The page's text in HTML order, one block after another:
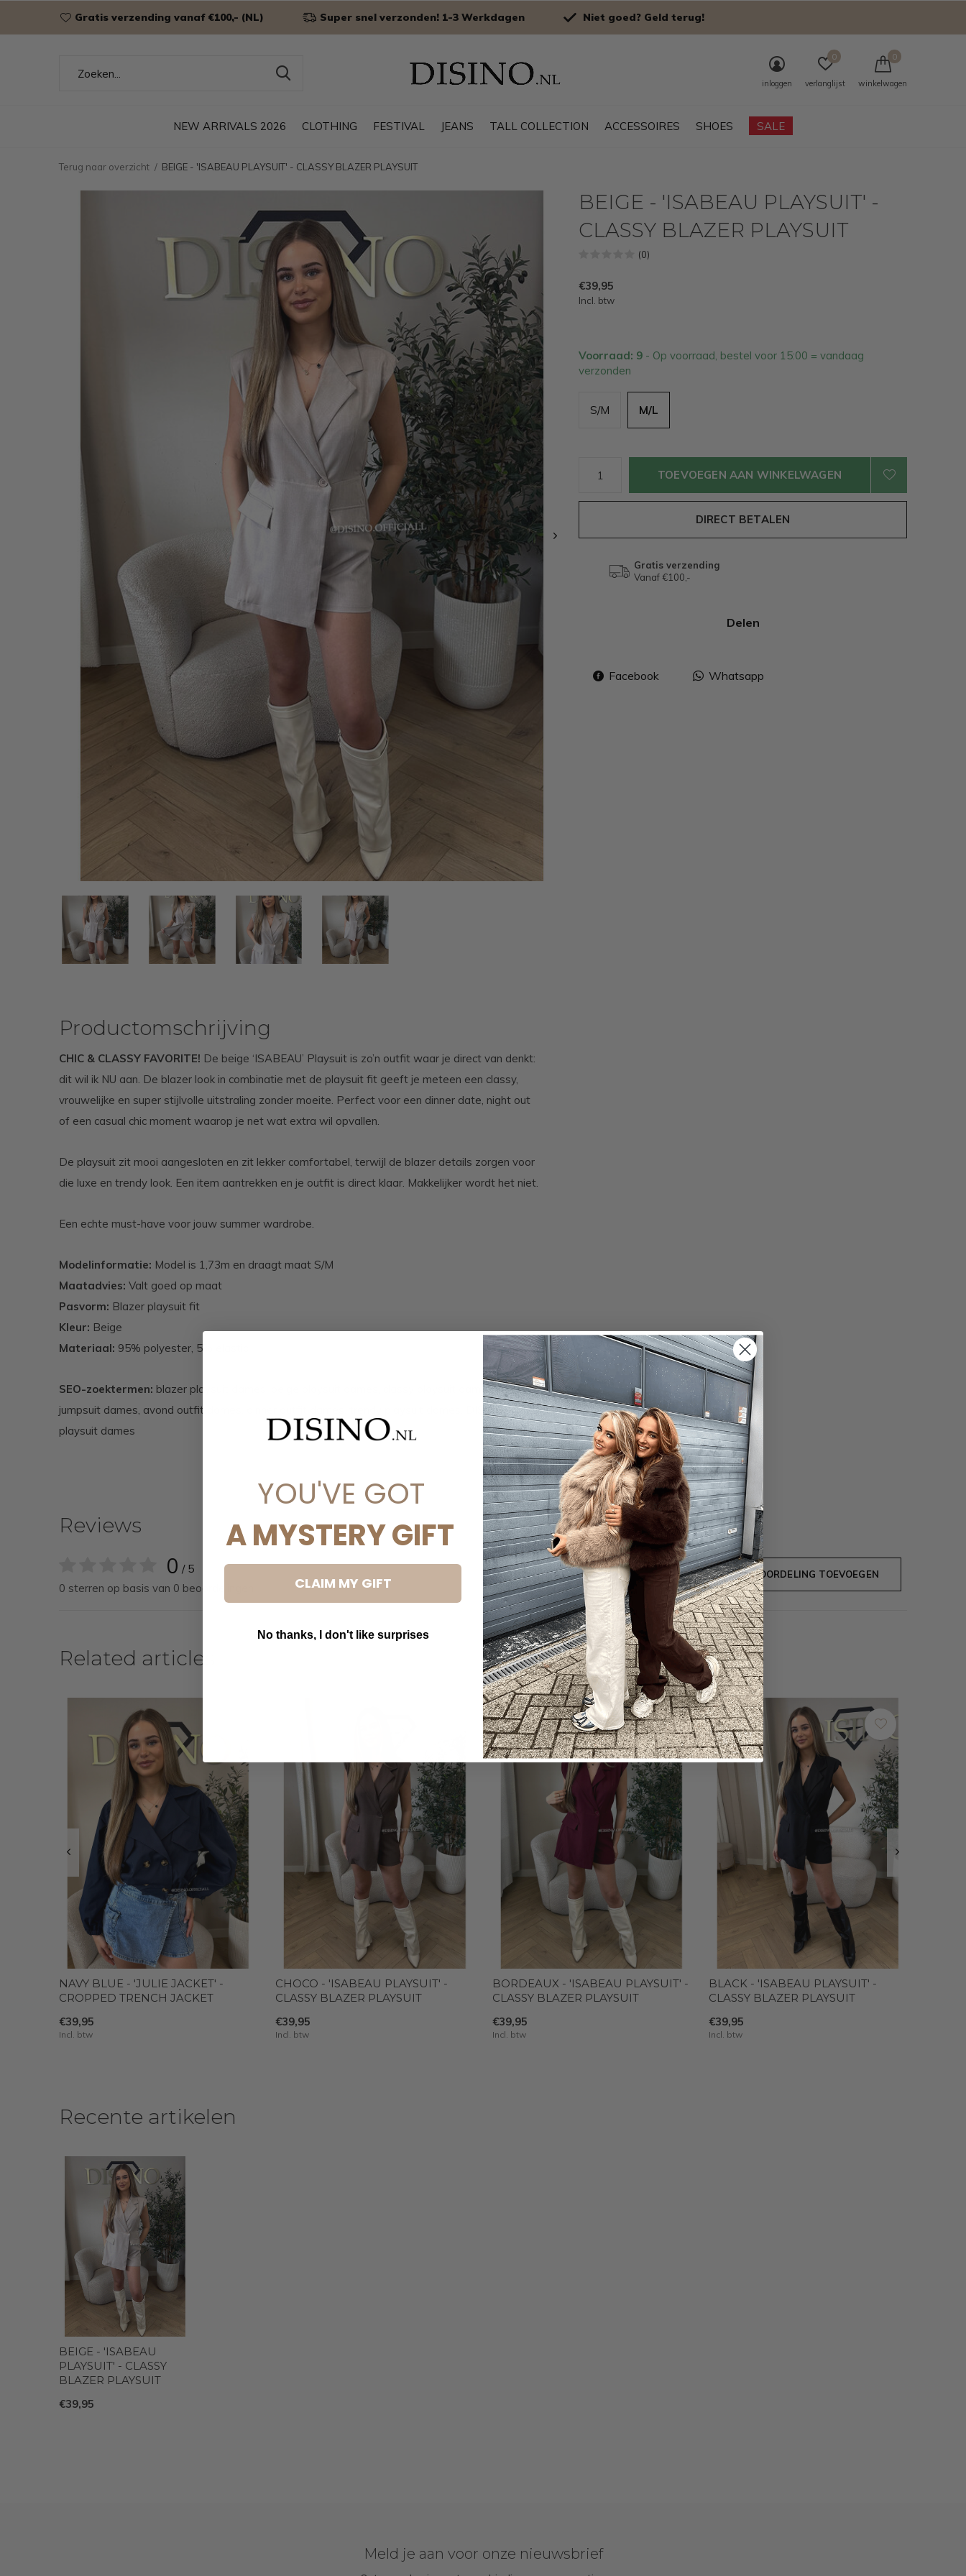
NEW ARRIVALS 2026 CLOTHING FESTIVAL JEANS TALL COLLECTION ACCESSOIRES SHOES SALE
inloggen verlanglijst
0
winkelwagen
0
Gratis verzending vanaf €100,- (NL) Super snel verzonden! 1-3 Werkdagen Niet goed? Geld terug!
Terug naar overzicht BEIGE - 'ISABEAU PLAYSUIT' - CLASSY BLAZER PLAYSUIT
BEIGE - 'ISABEAU PLAYSUIT' -
CLASSY BLAZER PLAYSUIT
(0)
€39,95
Incl. btw
Voorraad: 9 - Op voorraad, bestel voor 15:00 = vandaag
verzonden
S/M M/L
TOEVOEGEN AAN WINKELWAGEN
DIRECT BETALEN
Gratis verzending
Vanaf €100,-
Delen
Facebook Whatsapp
Productomschrijving
CHIC & CLASSY FAVORITE! De beige ‘ISABEAU’ Playsuit is zo’n outfit waar je direct van denkt:
dit wil ik NU aan. De blazer look in combinatie met de playsuit fit geeft je meteen een classy,
vrouwelijke en super stijlvolle uitstraling zonder moeite. Perfect voor een dinner date, night out
of een casual chic moment waarop je net wat extra wil opvallen.
De playsuit zit mooi aangesloten en zit lekker comfortabel, terwijl de blazer details zorgen voor
die luxe en trendy look. Een item aantrekken en je outfit is direct klaar. Makkelijker wordt het niet.
Een echte must-have voor jouw summer wardrobe.
Modelinformatie: Model is 1,73m en draagt maat S/M
Maatadvies: Valt goed op maat
Pasvorm: Blazer playsuit fit
Kleur: Beige
Materiaal: 95% polyester, 5% elastic
SEO-zoektermen: blazer playsuit dames, beige playsuit dames, classy playsuit dames, chique
jumpsuit dames, avond outfit dames, dinner outfit dames, trendy playsuit dames, DISINO
playsuit dames
Reviews
0 / 5
0 sterren op basis van 0 beoordelingen
JE BEOORDELING TOEVOEGEN
Related articles
NAVY BLUE - 'JULIE JACKET' -
CROPPED TRENCH JACKET
€39,95
Incl. btw
CHOCO - 'ISABEAU PLAYSUIT' -
CLASSY BLAZER PLAYSUIT
€39,95
Incl. btw
BORDEAUX - 'ISABEAU PLAYSUIT' -
CLASSY BLAZER PLAYSUIT
€39,95
Incl. btw
BLACK - 'ISABEAU PLAYSUIT' -
CLASSY BLAZER PLAYSUIT
€39,95
Incl. btw
Recente artikelen
BEIGE - 'ISABEAU
PLAYSUIT' - CLASSY
BLAZER PLAYSUIT
€39,95
Meld je aan voor onze nieuwsbrief
YOU'VE GOT
A MYSTERY GIFT
CLAIM MY GIFT
No thanks, I don't like surprises